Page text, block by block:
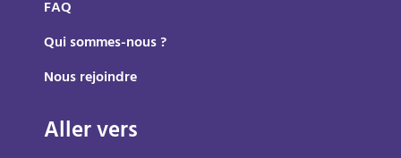
FAQ
Qui sommes-nous ?
Nous rejoindre
Aller vers